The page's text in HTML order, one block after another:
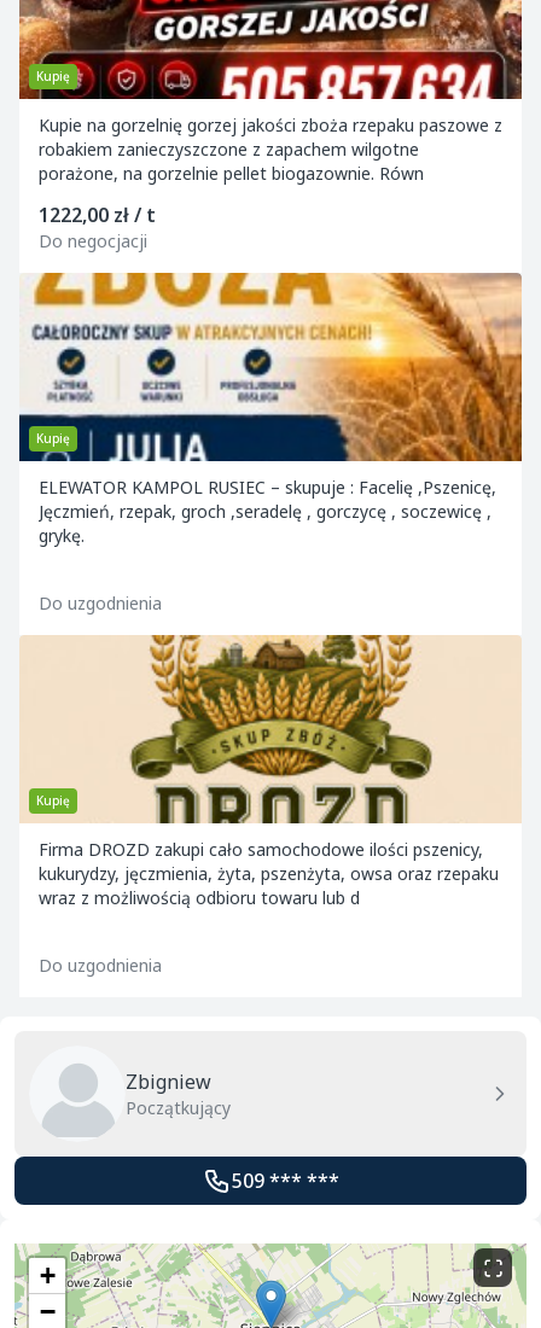
Kupię
Kupie na gorzelnię gorzej jakości zboża rzepaku paszowe z
robakiem zanieczyszczone z zapachem wilgotne
porażone, na gorzelnie pellet biogazownie. Równ
1222,00 zł / t
Do negocjacji
Kupię
ELEWATOR KAMPOL RUSIEC – skupuje : Facelię ,Pszenicę,
Jęczmień, rzepak, groch ,seradelę , gorczycę , soczewicę ,
grykę.
Do uzgodnienia
Kupię
Firma DROZD zakupi cało samochodowe ilości pszenicy,
kukurydzy, jęczmienia, żyta, pszenżyta, owsa oraz rzepaku
wraz z możliwością odbioru towaru lub d
Do uzgodnienia
Zbigniew
Początkujący
509 *** ***
+
−